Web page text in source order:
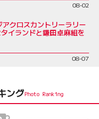
08-02
クロスカントリーラリー
イランドと鎌田卓麻組を
08-07
ング